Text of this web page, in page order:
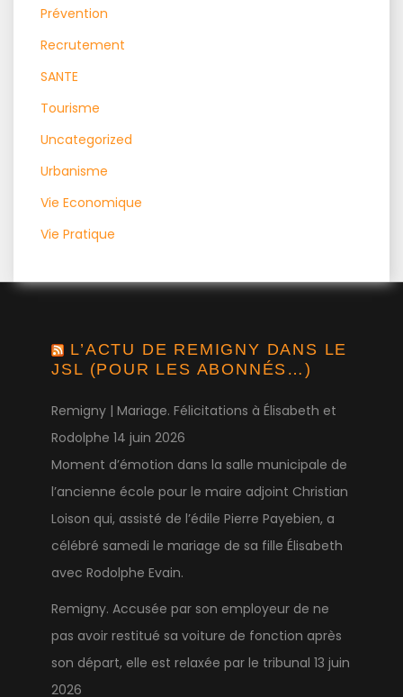
Prévention
Recrutement
SANTE
Tourisme
Uncategorized
Urbanisme
Vie Economique
Vie Pratique
L’ACTU DE REMIGNY DANS LE
JSL (POUR LES ABONNÉS…)
Remigny | Mariage. Félicitations à Élisabeth et
Rodolphe 14 juin 2026
Moment d’émotion dans la salle municipale de
l’ancienne école pour le maire adjoint Christian
Loison qui, assisté de l’édile Pierre Payebien, a
célébré samedi le mariage de sa fille Élisabeth
avec Rodolphe Evain.
Remigny. Accusée par son employeur de ne
pas avoir restitué sa voiture de fonction après
son départ, elle est relaxée par le tribunal 13 juin
2026